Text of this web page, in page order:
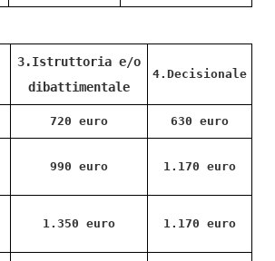
3.Istruttoria e/o
dibattimentale
4.Decisionale
720 euro 630 euro
990 euro 1.170 euro
1.350 euro 1.170 euro